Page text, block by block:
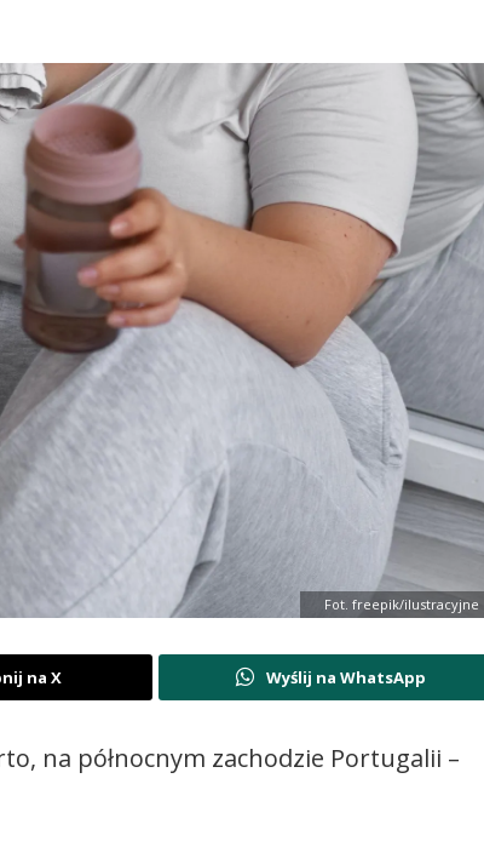
Fot. freepik/ilustracyjne
na X Wyślij na WhatsApp
na północnym zachodzie Portugalii –